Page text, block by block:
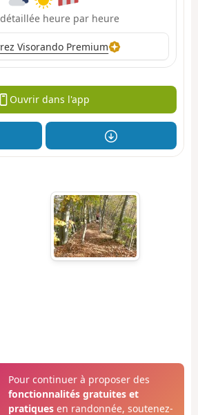
heure par heure
Visorando Premium
Ouvrir dans l'app
Pour continuer à proposer des
fonctionnalités gratuites et
pratiquesen randonnée, soutenez-